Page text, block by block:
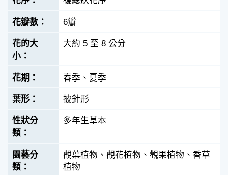
6瓣
大約 5 至 8 公分
春季、夏季
披針形
多年生草本
觀葉植物、觀花植物、觀果植物、香草
植物